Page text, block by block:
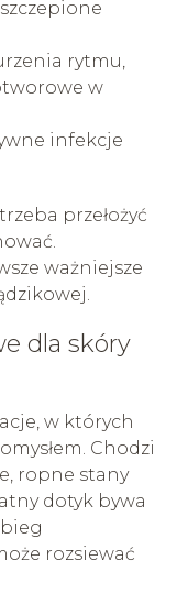
rytmu,
w
infekcje
przełożyć
ważniejsze
dla skóry
w których
Chodzi
ropne stany
dotyk bywa
rozsiewać